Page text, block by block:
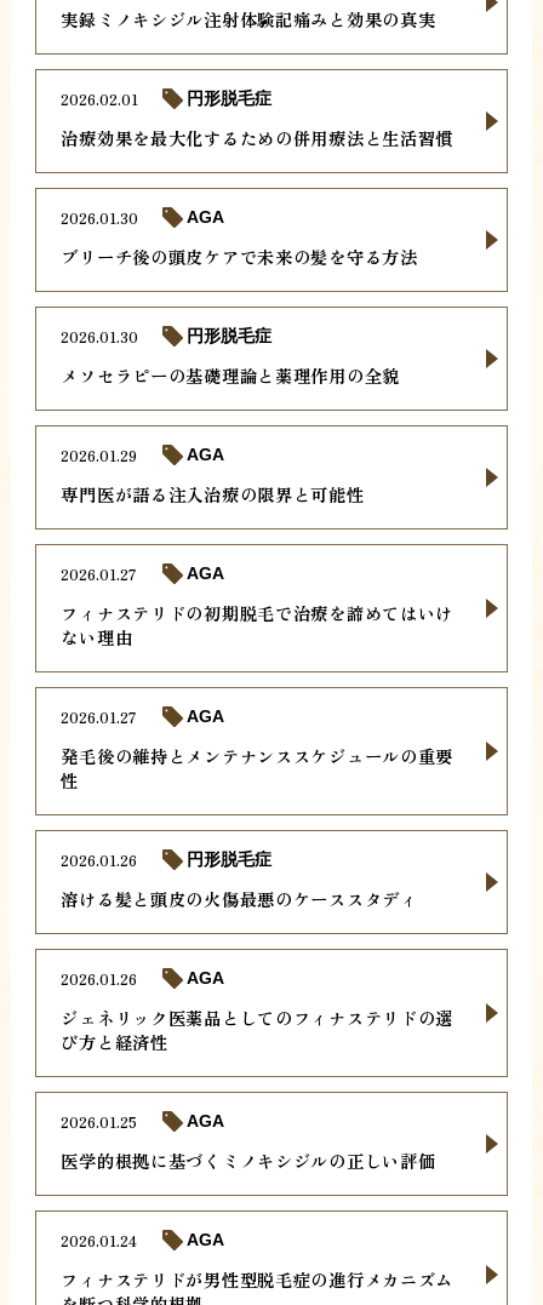
実録ミノキシジル注射体験記痛みと効果の真実
治療効果を最大化するための併用療法と生活習慣
2026.02.01 円形脱毛症
ブリーチ後の頭皮ケアで未来の髪を守る方法
2026.01.30 AGA
メソセラピーの基礎理論と薬理作用の全貌
2026.01.30 円形脱毛症
専門医が語る注入治療の限界と可能性
2026.01.29 AGA
フィナステリドの初期脱毛で治療を諦めてはいけ
ない理由
2026.01.27 AGA
発毛後の維持とメンテナンススケジュールの重要
性
2026.01.27 AGA
溶ける髪と頭皮の火傷最悪のケーススタディ
2026.01.26 円形脱毛症
ジェネリック医薬品としてのフィナステリドの選
び方と経済性
2026.01.26 AGA
医学的根拠に基づくミノキシジルの正しい評価
2026.01.25 AGA
フィナステリドが男性型脱毛症の進行メカニズム
2026.01.24 AGA